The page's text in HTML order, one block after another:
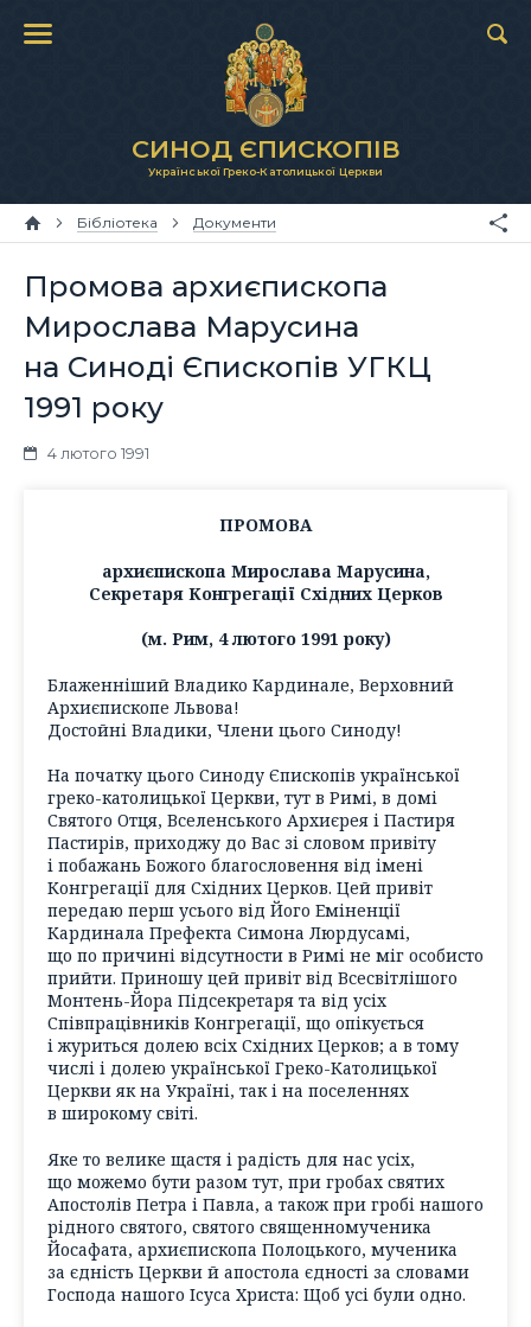
СИНОД ЄПИСКОПІВ
Української Греко-Католицької Церкви
Бібліотека Документи
Промова архиєпископа
Мирослава Марусина
на Синоді Єпископів УГКЦ
1991 року
4 лютого 1991
ПРОМОВА
архиєпископа Мирослава Марусина,
Секретаря Конгрегації Східних Церков
(м. Рим, 4 лютого 1991 року)
Блаженніший Владико Кардинале, Верховний
Архиєпископе Львова!
Достойні Владики, Члени цього Синоду!
На початку цього Синоду Єпископів української
греко-католицької Церкви, тут в Римі, в домі
Святого Отця, Вселенського Архиєрея і Пастиря
Пастирів, приходжу до Вас зі словом привіту
і побажань Божого благословення від імені
Конгрегації для Східних Церков. Цей привіт
передаю перш усього від Його Еміненції
Кардинала Префекта Симона Люрдусамі,
що по причині відсутности в Римі не міг особисто
прийти. Приношу цей привіт від Всесвітлішого
Монтень-Йора Підсекретаря та від усіх
Співпрацівників Конгрегації, що опікується
і журиться долею всіх Східних Церков; а в тому
числі і долею української Греко-Католицької
Церкви як на Україні, так і на поселеннях
в широкому світі.
Яке то велике щастя і радість для нас усіх,
що можемо бути разом тут, при гробах святих
Апостолів Петра і Павла, а також при гробі нашого
рідного святого, святого священномученика
Йосафата, архиєпископа Полоцького, мученика
за єдність Церкви й апостола єдності за словами
Господа нашого Іcyca Христа: Щоб усі були одно.